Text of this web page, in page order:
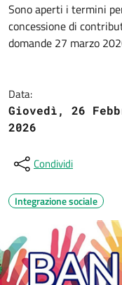
Sono aperti i termini
concessione di
domande 27 marzo
Data:
Giovedì, 26
2026
Condividi
Integrazione sociale